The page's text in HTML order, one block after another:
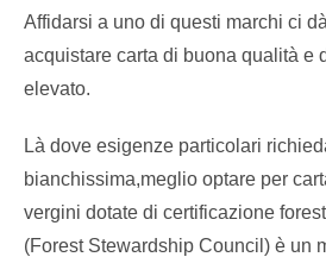
Affidarsi a uno di questi marchi ci
acquistare carta di buona qualità e
elevato.
Là dove esigenze particolari
bianchissima,meglio optare per
vergini dotate di certificazione
(Forest Stewardship Council) è un